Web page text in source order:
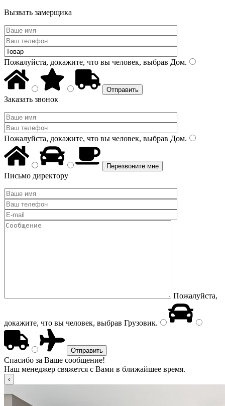
Вызвать замерщика
Пожалуйста, докажите, что вы человек, выбрав Дом.
Заказать звонок
Пожалуйста, докажите, что вы человек, выбрав Дом.
Письмо директору
Пожалуйста,
докажите, что вы человек, выбрав Грузовик.
Спасибо за Ваше сообщение!
Наш менеджер свяжется с Вами в ближайшее время.